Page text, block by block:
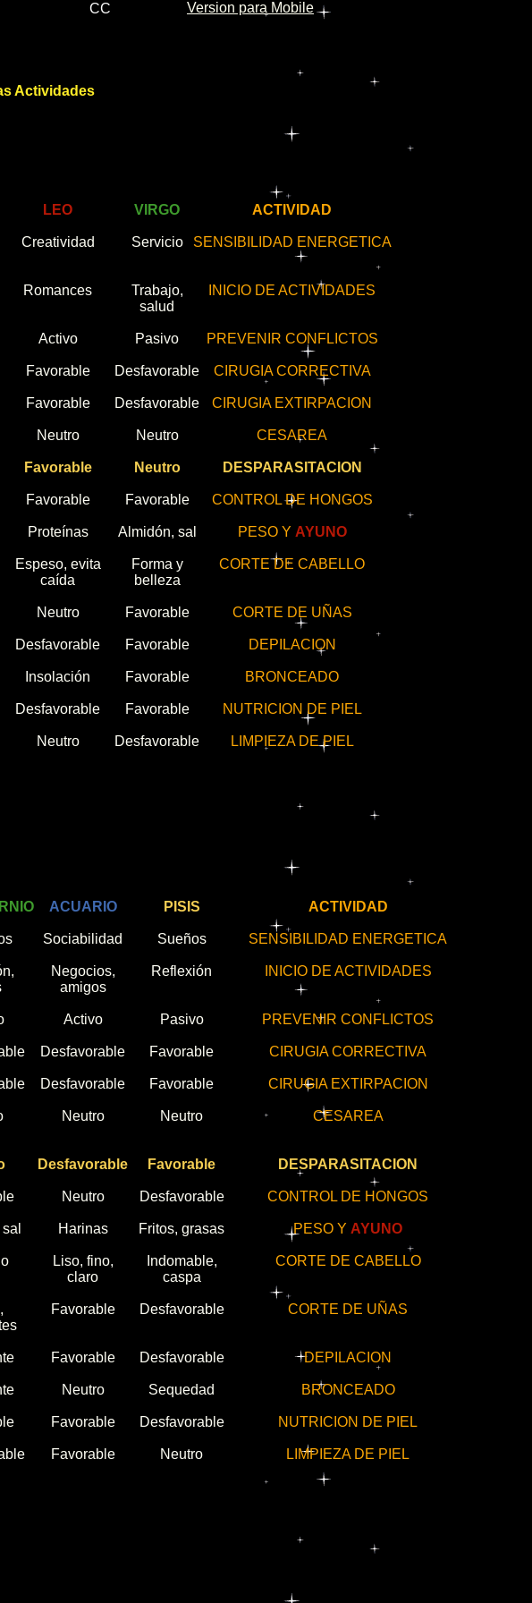
Actividades
Version para Mobile
CC
LEO
Creatividad
Romances
Activo
Favorable
Favorable
Neutro
Favorable
Favorable
Proteínas
Espeso, evita
caída
Neutro
Desfavorable
Insolación
Desfavorable
Neutro
VIRGO
Servicio
Trabajo,
salud
Pasivo
Desfavorable
Desfavorable
Neutro
Neutro
Favorable
Almidón, sal
Forma y
belleza
Favorable
Favorable
Favorable
Favorable
Desfavorable
ACTIVIDAD
SENSIBILIDAD ENERGETICA
INICIO DE ACTIVIDADES
PREVENIR CONFLICTOS
CIRUGIA CORRECTIVA
CIRUGIA EXTIRPACION
CESAREA
DESPARASITACION
CONTROL DE HONGOS
PESO Y AYUNO
CORTE DE CABELLO
CORTE DE UÑAS
DEPILACION
BRONCEADO
NUTRICION DE PIEL
LIMPIEZA DE PIEL
ACUARIO
Sociabilidad
Negocios,
amigos
Activo
Desfavorable
Desfavorable
Neutro
Desfavorable
Neutro
Harinas
Liso, fino,
claro
Favorable
Favorable
Neutro
Favorable
Favorable
PISIS
Sueños
Reflexión
Pasivo
Favorable
Favorable
Neutro
Favorable
Desfavorable
Fritos, grasas
Indomable,
caspa
Desfavorable
Desfavorable
Sequedad
Desfavorable
Neutro
ACTIVIDAD
SENSIBILIDAD ENERGETICA
INICIO DE ACTIVIDADES
PREVENIR CONFLICTOS
CIRUGIA CORRECTIVA
CIRUGIA EXTIRPACION
CESAREA
DESPARASITACION
CONTROL DE HONGOS
PESO Y AYUNO
CORTE DE CABELLO
CORTE DE UÑAS
DEPILACION
BRONCEADO
NUTRICION DE PIEL
LIMPIEZA DE PIEL